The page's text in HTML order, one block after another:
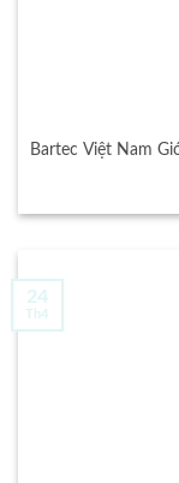
Bartec Việt Nam
24
Th4